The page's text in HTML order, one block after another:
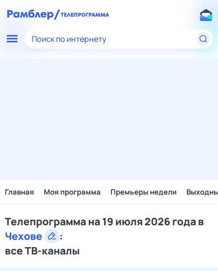
Поиск по интернету
Главная Моя программа Премьеры недели
Телепрограмма на 19 июля 2026 года в
Чехове
:
все ТВ-каналы